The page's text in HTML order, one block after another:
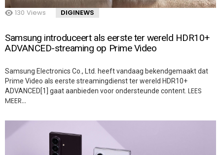
130 Views DIGINEWS
Samsung introduceert als eerste ter wereld HDR10+
ADVANCED-streaming op Prime Video
Samsung Electronics Co., Ltd. heeft vandaag bekendgemaakt dat
Prime Video als eerste streamingdienst ter wereld HDR10+
ADVANCED[1] gaat aanbieden voor ondersteunde content. LEES
MEER…